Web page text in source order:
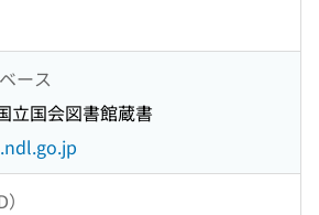
ース
立国会図書館蔵書